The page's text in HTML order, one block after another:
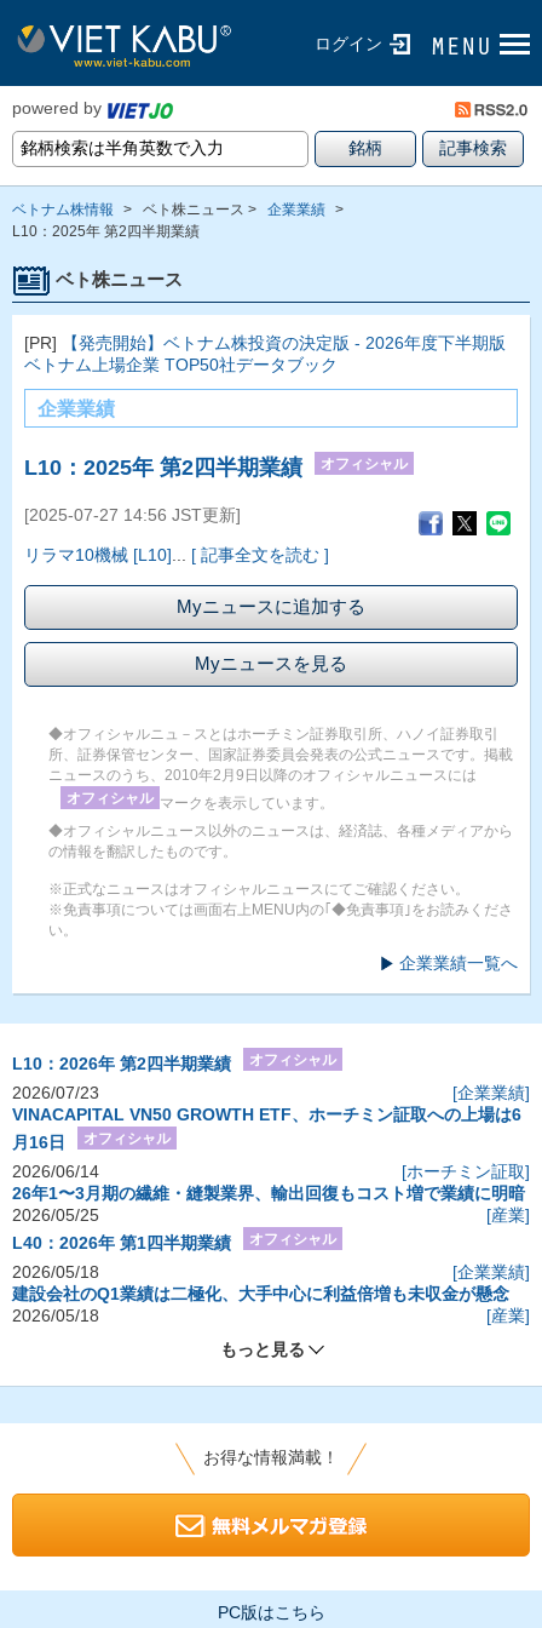
ログイン
powered by
ベトナム株情報 > ベト株ニュース > 企業業績 >
L10：2025年 第2四半期業績
ベト株ニュース
[PR]
【発売開始】ベトナム株投資の決定版 - 2026年度下半期版
ベトナム上場企業 TOP50社データブック
企業業績
L10：2025年 第2四半期業績 オフィシャル
[2025-07-27 14:56 JST更新]
リラマ10機械 [L10] [ 記事全文を読む ]
Myニュースに追加する
Myニュースを見る
◆オフィシャルニュ－スとはホーチミン証券取引所、ハノイ証券取引
所、証券保管センター、国家証券委員会発表の公式ニュースです。掲載
ニュースのうち、2010年2月9日以降のオフィシャルニュースには
オフィシャル マークを表示しています。
◆オフィシャルニュース以外のニュースは、経済誌、各種メディアから
の情報を翻訳したものです。
※正式なニュースはオフィシャルニュースにてご確認ください。
※免責事項については画面右上MENU内の｢◆免責事項｣をお読みくださ
い。
企業業績一覧へ
L10：2026年 第2四半期業績 オフィシャル
2026/07/23
[企業業績]
VINACAPITAL VN50 GROWTH ETF、ホーチミン証取への上場は6
月16日
オフィシャル
2026/06/14
[ホーチミン証取]
26年1〜3月期の繊維・縫製業界、輸出回復もコスト増で業績に明暗
2026/05/25
[産業]
L40：2026年 第1四半期業績
オフィシャル
2026/05/18
[企業業績]
建設会社のQ1業績は二極化、大手中心に利益倍増も未収金が懸念
2026/05/18
[産業]
もっと見る
お得な情報満載！
PC版はこちら